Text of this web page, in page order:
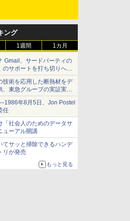
ング
1週間 1カ月
Gmail、サードパーティの
のサポートを打ち切りへ
技術を応用した断熱材をデ
、東急グループの実証実験
真空断熱パネル TIVIP」
年8月5日、Jon Postel
任
「社会人のためのデータサ
ューアル開講
てサッと掃除できるハンデ
リが発売
もっと見る